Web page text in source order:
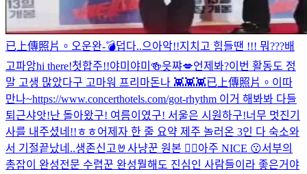
已上傳照片。 오운완-💣덥다..으아악!!지치고 힘들땐 !!! 뭐???배
고파앙hi there!첫합주!!야미야미🍻읏쨔💋언제봐?이번 활동도 정
말 고생 많았다구 고마워 프리마돈나 👾👾👾已上傳照片。 이따
만나~https://www.concerthotels.com/got-rhythm 이거 해봐봐 다들
퇴근샤앗!난 돌아왔구! 여름이였구! 서울은 시원하구!너무 멋진기
사를 내주셨네!!ㅎㅎ어제자 한 줄 요약 제주 놀러온 3인 다 숙소와
서 기절끝났네..생존신고🤘 사냥꾼 원본 🙂‍↕️아주 NICE 😗서부의
총잡이 완성전문 수렵꾼 완성뭘해도 진심인 사람들이라 좋은거야